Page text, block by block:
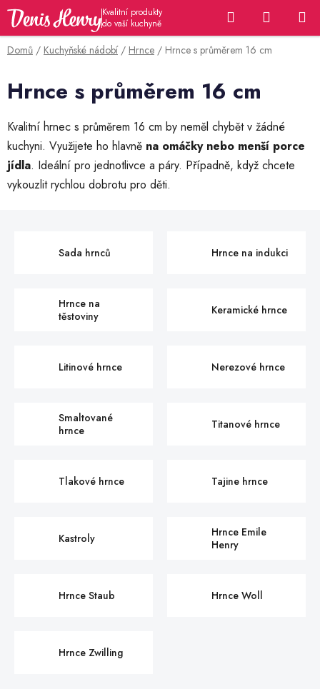
Přejít
obsah
Hledat
KOŠÍK
Domů / Kuchyňské nádobí / Hrnce / Hrnce s průměrem 16 cm
Hrnce s průměrem 16 cm
Kvalitní hrnec s průměrem 16 cm by neměl chybět v žádné
kuchyni. Využijete ho hlavně na omáčky nebo menší porce
jídla. Ideální pro jednotlivce a páry. Případně, když chcete
vykouzlit rychlou dobrotu pro děti.
Sada hrnců Hrnce na indukci
Hrnce na
těstoviny
Keramické hrnce
Litinové hrnce Nerezové hrnce
Smaltované
hrnce
Titanové hrnce
Tlakové hrnce Tajine hrnce
Kastroly
Hrnce Emile
Henry
Hrnce Staub Hrnce Woll
Hrnce Zwilling